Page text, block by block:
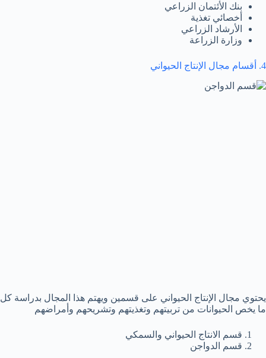
بنك الأئتمان الزراعي
أخصائي تغذية
الأرشاد الزراعي
وزارة الزراعة
4. أقسام مجال الإنتاج الحيواني
يحتوي مجال الإنتاج الحيواني على قسمين ويهتم هذا المجال بدراسة كل
ما يخص الحيوانات من تربيتهم وتغذيتهم وتشريحهم وأمراضهم
قسم الانتاج الحيواني والسمكي
قسم الدواجن